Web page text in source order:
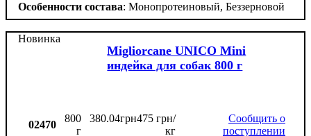
Особенности состава: Монопротеиновый, Беззерновой
Migliorcane UNICO Mini
индейка для собак 800 г
Новинка
02470
800
г
380.04грн475 грн/
кг
Сообщить о
поступлении